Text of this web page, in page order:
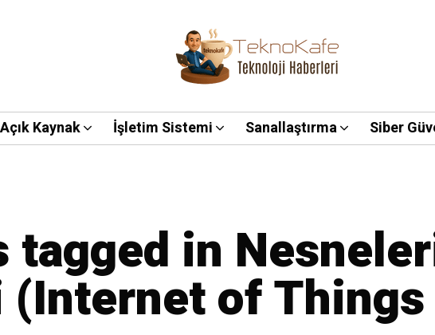
Açık Kaynak İşletim Sistemi Sanallaştırma Siber
in
of